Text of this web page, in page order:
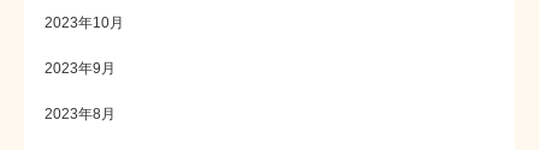
2023年10月
2023年9月
2023年8月